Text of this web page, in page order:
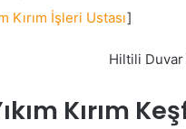
Kırım İşleri Ustası]
Kırım